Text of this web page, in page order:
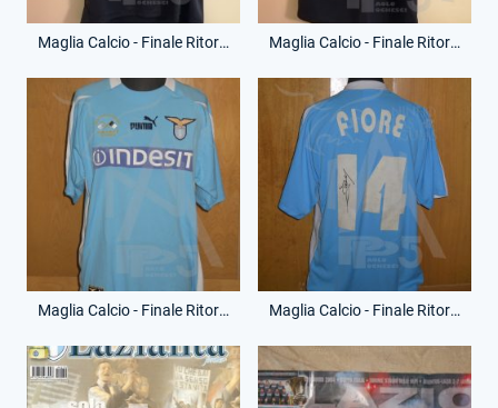
Maglia Calcio - Finale Ritorno - Giuseppe Favalli - 19 - (Fronte) Maglia Calcio - Finale Ritorno - Giuseppe Favalli - 19 - (Retro)
Maglia Calcio - Finale Ritorno - Stefano Fiore - 14 - Non Utilizzata - (Fronte) Maglia Calcio - Finale Ritorno - Stefano Fiore - 14 - Non Utilizzata - (Retro)